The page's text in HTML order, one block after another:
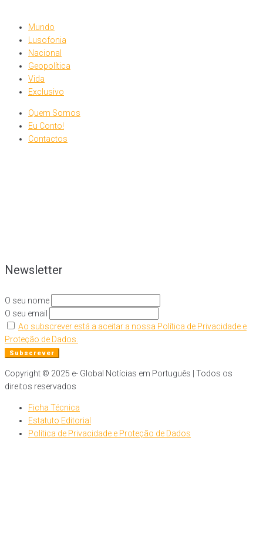
Mundo
Lusofonia
Nacional
Geopolítica
Vida
Exclusivo
Quem Somos
Eu Conto!
Contactos
Newsletter
O seu nome
O seu email
Ao subscrever está a aceitar a nossa Política de Privacidade e
Proteção de Dados.
Copyright © 2025 e- Global Notícias em Português | Todos os
direitos reservados
Ficha Técnica
Estatuto Editorial
Política de Privacidade e Proteção de Dados